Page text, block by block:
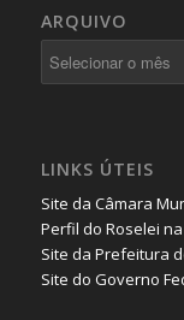
ARQUIVO
LINKS ÚTEIS
Site da Câmara
Perfil do Roselei
Site da Prefeitura
Site do Governo